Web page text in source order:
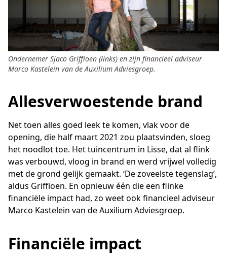
Ondernemer Sjaco Griffioen (links) en zijn financieel adviseur
Marco Kastelein van de Auxilium Adviesgroep.
Allesverwoestende brand
Net toen alles goed leek te komen, vlak voor de
opening, die half maart 2021 zou plaatsvinden, sloeg
het noodlot toe. Het tuincentrum in Lisse, dat al flink
was verbouwd, vloog in brand en werd vrijwel volledig
met de grond gelijk gemaakt. ‘De zoveelste tegenslag’,
aldus Griffioen. En opnieuw één die een flinke
financiële impact had, zo weet ook financieel adviseur
Marco Kastelein van de Auxilium Adviesgroep.
Financiële impact